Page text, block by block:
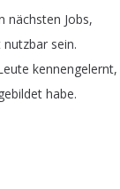
nächsten Jobs,
nutzbar sein.
kennengelernt,
habe.